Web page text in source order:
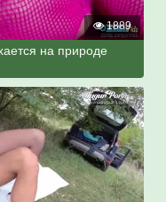
1889
на природе